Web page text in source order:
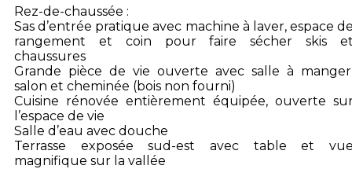
Rez-de-chaussée :
Sas d’entrée pratique avec machine à laver, espace
rangement et coin pour faire sécher skis
chaussures
Grande pièce de vie ouverte avec salle à
salon et cheminée (bois non fourni)
Cuisine rénovée entièrement équipée, ouverte
l’espace de vie
Salle d’eau avec douche
Terrasse exposée sud-est avec table et
magnifique sur la vallée